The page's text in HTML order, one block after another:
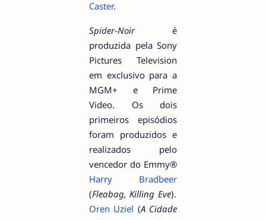
Caster.
Spider-Noiré
produzida pela Sony
Pictures Television
em exclusivo para a
MGM+ e Prime
Video. Os dois
primeiros episódios
foram produzidos e
realizados pelo
vencedor do Emmy®
Harry Bradbeer
(Fleabag, Killing Eve).
Oren Uziel (A Cidade